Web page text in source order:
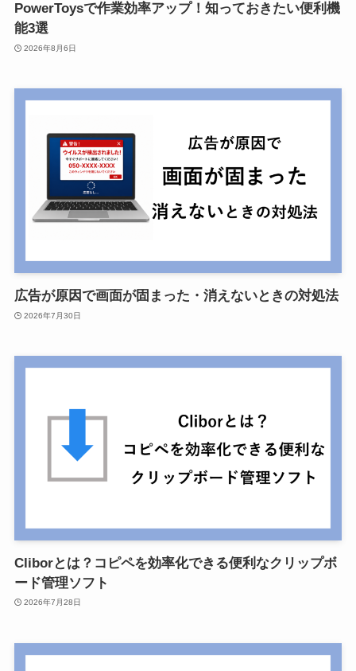
PowerToysで作業効率アップ！知っておきたい便利機
能3選
2026年8月6日
広告が原因で画面が固まった・消えないときの対処法
2026年7月30日
Cliborとは？コピペを効率化できる便利なクリップボ
ード管理ソフト
2026年7月28日